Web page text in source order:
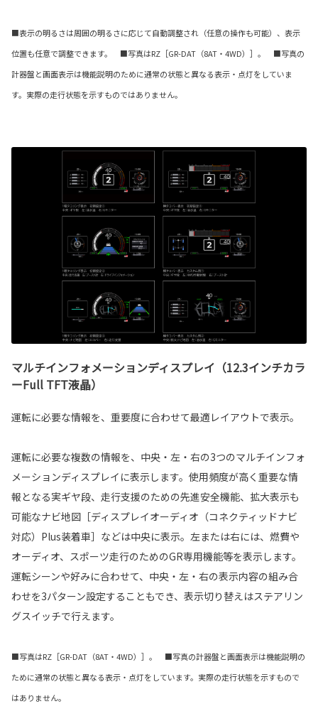
■表示の明るさは周囲の明るさに応じて自動調整され（任意の操作も可能）、表示
位置も任意で調整できます。 ■写真はRZ［GR-DAT（8AT・4WD）］。 ■写真の
計器盤と画面表示は機能説明のために通常の状態と異なる表示・点灯をしていま
す。実際の走行状態を示すものではありません。
マルチインフォメーションディスプレイ（12.3インチカラ
ーFull TFT液晶）
運転に必要な情報を、重要度に合わせて最適レイアウトで表示。
運転に必要な複数の情報を、中央・左・右の3つのマルチインフォ
メーションディスプレイに表示します。使用頻度が高く重要な情
報となる実ギヤ段、走行支援のための先進安全機能、拡大表示も
可能なナビ地図［ディスプレイオーディオ（コネクティッドナビ
対応）Plus装着車］などは中央に表示。左または右には、燃費や
オーディオ、スポーツ走行のためのGR専用機能等を表示します。
運転シーンや好みに合わせて、中央・左・右の表示内容の組み合
わせを3パターン設定することもでき、表示切り替えはステアリン
グスイッチで行えます。
■写真はRZ［GR-DAT（8AT・4WD）］。 ■写真の計器盤と画面表示は機能説明の
ために通常の状態と異なる表示・点灯をしています。実際の走行状態を示すもので
はありません。